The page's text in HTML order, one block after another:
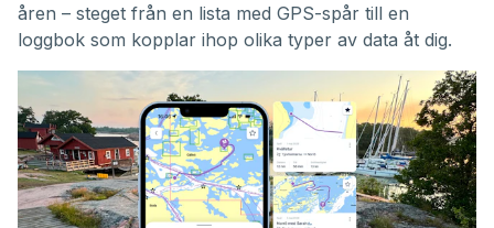
åren – steget från en lista med GPS-spår till en
loggbok som kopplar ihop olika typer av data åt dig.